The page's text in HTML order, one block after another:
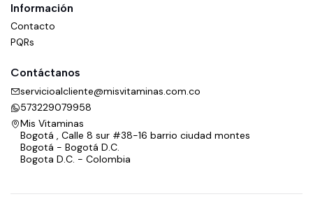
Información
Contacto
PQRs
Contáctanos
servicioalcliente@misvitaminas.com.co
573229079958
Mis Vitaminas
Bogotá , Calle 8 sur #38-16 barrio ciudad montes
Bogotá - Bogotá D.C.
Bogota D.C. - Colombia